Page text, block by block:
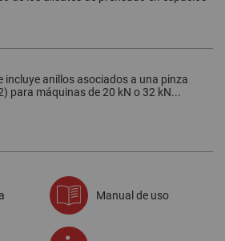
incluye anillos asociados a una pinza
para máquinas de 20 kN o 32 kN...
Manual de uso